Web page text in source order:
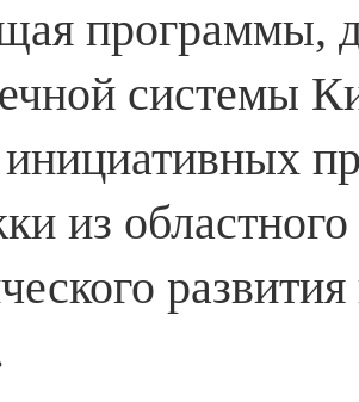
программы,
системы
из